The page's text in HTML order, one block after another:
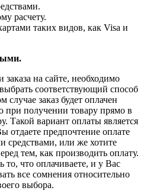
расчету.
таких видов, как Visa и
на сайте, необходимо
соответствующий способ
случае заказ будет оплачен
при получении товару прямо в
Такой вариант оплаты является
отдаете предпочтение оплате
средствами, или же хотите
тем, как производить оплату.
то, что оплачиваете, и у Вас
все сомнения относительно
выбора.